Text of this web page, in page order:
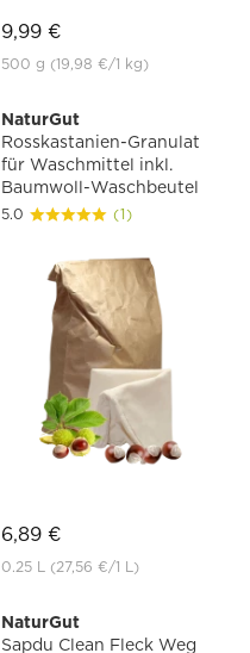
9,99 €
500 g (19,98 €/1 kg)
NaturGut
Rosskastanien-Granulat
für Waschmittel inkl.
Baumwoll-Waschbeutel
5.0 (1)
6,89 €
0.25 L (27,56 €/1 L)
NaturGut
Sapdu Clean Fleck Weg